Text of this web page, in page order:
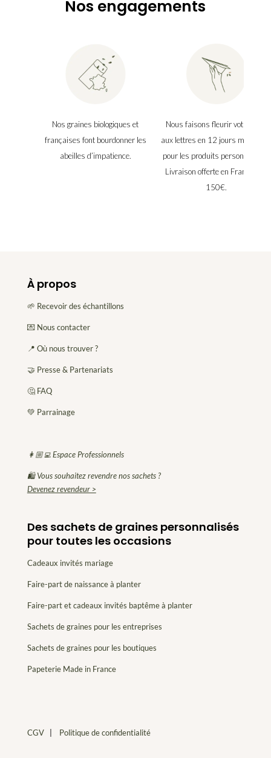
Nos engagements
Nos graines biologiques et
françaises font bourdonner les
abeilles d’impatience.
Nous faisons fleurir votre boîte
aux lettres en 12 jours
pour les produits personnalisés.
Livraison offerte en France dès
150€.
À propos
🌱 Recevoir des échantillons
💌 Nous contacter
📍 Où nous trouver ?
🤝 Presse & Partenariats
🤔 FAQ
💚 Parrainage
👩🏼‍💻 Espace Professionnels
🛍 Vous souhaitez revendre nos sachets ?
Devenez revendeur >
Des sachets de graines personnalisés
pour toutes les occasions
Cadeaux invités mariage
Faire-part de naissance à planter
Faire-part et cadeaux invités baptême à planter
Sachets de graines pour les entreprises
Sachets de graines pour les boutiques
Papeterie Made in France
CGV| Politique de confidentialité